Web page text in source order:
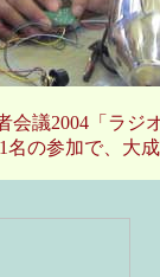
議2004「ラジ
の参加で、大成